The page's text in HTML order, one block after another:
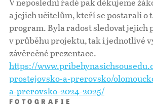
a jejich učitelům, kteří se postarali o
program. Byla radost sledovat jejich
v průběhu projektu, tak i jednotlivé
závěrečné prezentace.
https://www.
prostejovsko-a-prerovsko/
a-prerovsko-2024-2025/
FOTOGRAFIE